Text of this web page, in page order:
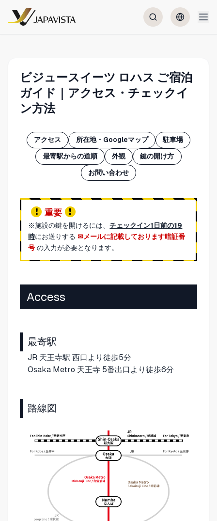
ビジュースイーツ ロハス ご宿泊
ガイド｜アクセス・チェックイ
ン方法
アクセス 所在地・Googleマップ 駐車場
最寄駅からの道順 外観 鍵の開け方
お問い合わせ
重要
※施設の鍵を開けるには、チェックイン1日前の19
時にお送りする
メールに記載しております暗証番
号 の入力が必要となります。
Access
最寄駅
JR 天王寺駅 西口より徒歩5分
Osaka Metro 天王寺 5番出口より徒歩6分
路線図